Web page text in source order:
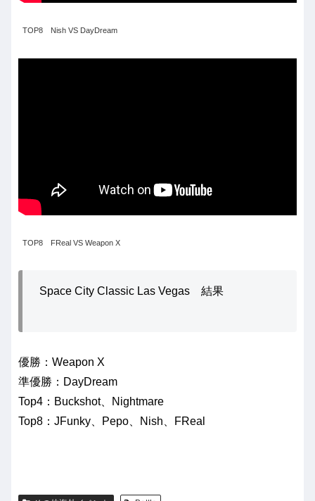
TOP8 Nish VS DayDream
TOP8 FReal VS Weapon X
Space City Classic Las Vegas 結果
優勝：Weapon X
準優勝：DayDream
Top4：Buckshot、Nightmare
Top8：JFunky、Pepo、Nish、FReal